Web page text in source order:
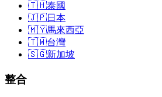
🇹🇭泰國
🇯🇵日本
🇲🇾馬來西亞
🇹🇼台灣
🇸🇬新加坡
整合